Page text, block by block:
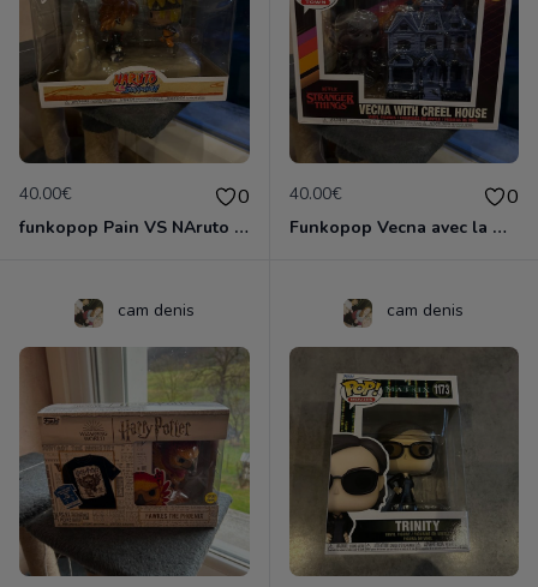
40.00€ 0
funkopop Pain VS NAruto naruto shippuden 1433
40.00€ 0
Funkopop Vecna avec la maison des Creel 37
cam denis cam denis